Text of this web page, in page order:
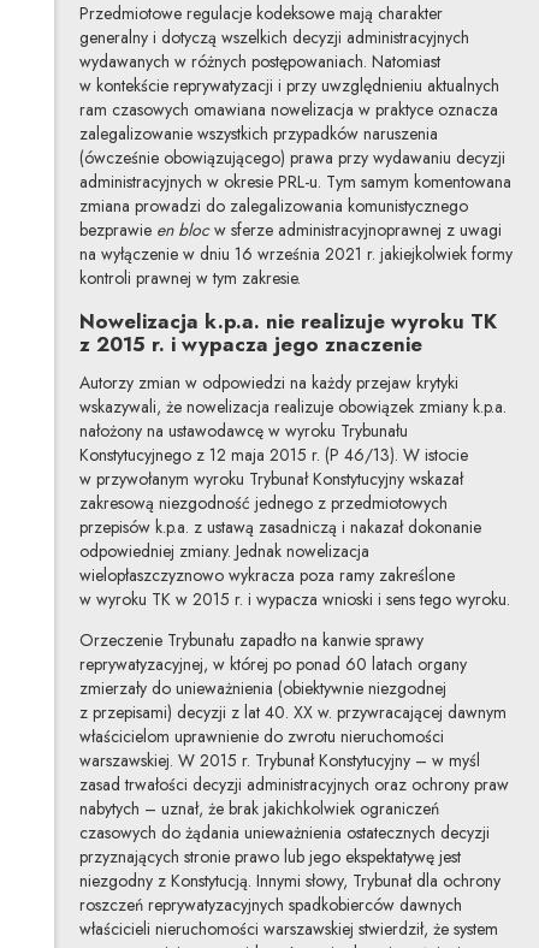
Przedmiotowe regulacje kodeksowe mają charakter
generalny i dotyczą wszelkich decyzji administracyjnych
wydawanych w różnych postępowaniach. Natomiast
w kontekście reprywatyzacji i przy uwzględnieniu aktualnych
ram czasowych omawiana nowelizacja w praktyce oznacza
zalegalizowanie wszystkich przypadków naruszenia
(ówcześnie obowiązującego) prawa przy wydawaniu decyzji
administracyjnych w okresie PRL-u. Tym samym komentowana
zmiana prowadzi do zalegalizowania komunistycznego
bezprawie en blocw sferze administracyjnoprawnej z uwagi
na wyłączenie w dniu 16 września 2021 r. jakiejkolwiek formy
kontroli prawnej w tym zakresie.
Nowelizacja k.p.a. nie realizuje wyroku TK
z 2015 r. i wypacza jego znaczenie
Autorzy zmian w odpowiedzi na każdy przejaw krytyki
wskazywali, że nowelizacja realizuje obowiązek zmiany k.p.a.
nałożony na ustawodawcę w wyroku Trybunału
Konstytucyjnego z 12 maja 2015 r. (P 46/13). W istocie
w przywołanym wyroku Trybunał Konstytucyjny wskazał
zakresową niezgodność jednego z przedmiotowych
przepisów k.p.a. z ustawą zasadniczą i nakazał dokonanie
odpowiedniej zmiany. Jednak nowelizacja
wielopłaszczyznowo wykracza poza ramy zakreślone
w wyroku TK w 2015 r. i wypacza wnioski i sens tego wyroku.
Orzeczenie Trybunału zapadło na kanwie sprawy
reprywatyzacyjnej, w której po ponad 60 latach organy
zmierzały do unieważnienia (obiektywnie niezgodnej
z przepisami) decyzji z lat 40. XX w. przywracającej dawnym
właścicielom uprawnienie do zwrotu nieruchomości
warszawskiej. W 2015 r. Trybunał Konstytucyjny – w myśl
zasad trwałości decyzji administracyjnych oraz ochrony praw
nabytych – uznał, że brak jakichkolwiek ograniczeń
czasowych do żądania unieważnienia ostatecznych decyzji
przyznających stronie prawo lub jego ekspektatywę jest
niezgodny z Konstytucją. Innymi słowy, Trybunał dla ochrony
roszczeń reprywatyzacyjnych spadkobierców dawnych
właścicieli nieruchomości warszawskiej stwierdził, że system